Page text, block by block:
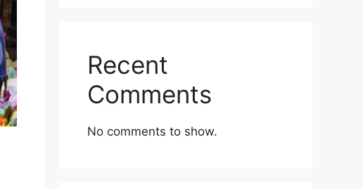
Recent
Comments
No comments to show.